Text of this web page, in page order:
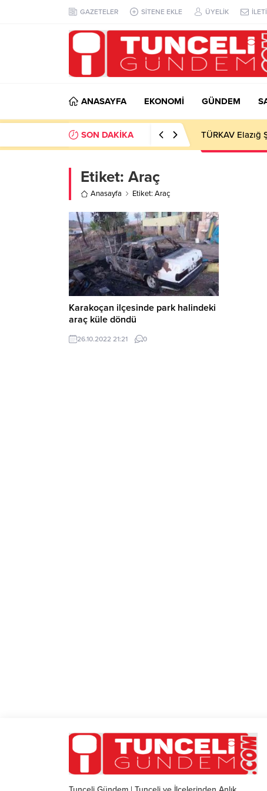
GAZETELER SİTENE EKLE ÜYELİK
ANASAYFA EKONOMİ GÜNDEM
SON DAKİKA TÜRKAV Elazığ
Etiket: Araç
Anasayfa Etiket: Araç
Karakoçan ilçesinde park halindeki
araç küle döndü
26.10.2022 21:21 0